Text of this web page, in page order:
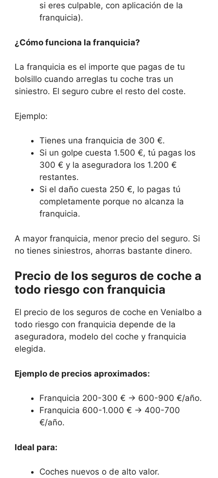
si eres culpable, con aplicación de la
franquicia).
¿Cómo funciona la franquicia?
La franquicia es el importe que pagas de tu
bolsillo cuando arreglas tu coche tras un
siniestro. El seguro cubre el resto del coste.
Ejemplo:
Tienes una franquicia de 300 €.
Si un golpe cuesta 1.500 €, tú pagas los
300 € y la aseguradora los 1.200 €
restantes.
Si el daño cuesta 250 €, lo pagas tú
completamente porque no alcanza la
franquicia.
A mayor franquicia, menor precio del seguro. Si
no tienes siniestros, ahorras bastante dinero.
Precio de los seguros de coche a
todo riesgo con franquicia
El precio de los seguros de coche en Venialbo a
todo riesgo con franquicia depende de la
aseguradora, modelo del coche y franquicia
elegida.
Ejemplo de precios aproximados:
Franquicia 200-300 € → 600-900 €/año.
Franquicia 600-1.000 € → 400-700
€/año.
Ideal para:
Coches nuevos o de alto valor.